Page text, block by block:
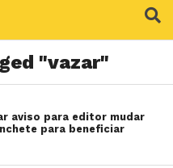
"vazar"
aviso para editor mudar
para beneficiar